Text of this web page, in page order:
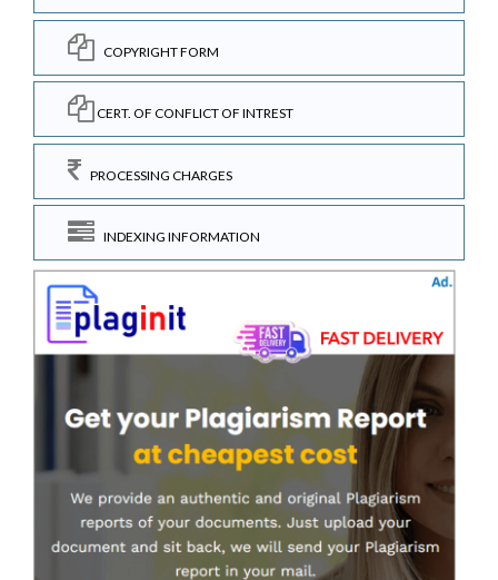
COPYRIGHT FORM
CERT. OF CONFLICT OF INTREST
PROCESSING CHARGES
INDEXING INFORMATION